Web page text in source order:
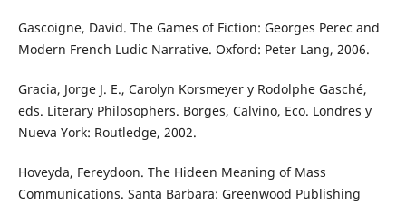
Gascoigne, David. The Games of Fiction: Georges Perec and
Modern French Ludic Narrative. Oxford: Peter Lang, 2006.
Gracia, Jorge J. E., Carolyn Korsmeyer y Rodolphe Gasché,
eds. Literary Philosophers. Borges, Calvino, Eco. Londres y
Nueva York: Routledge, 2002.
Hoveyda, Fereydoon. The Hideen Meaning of Mass
Communications. Santa Barbara: Greenwood Publishing